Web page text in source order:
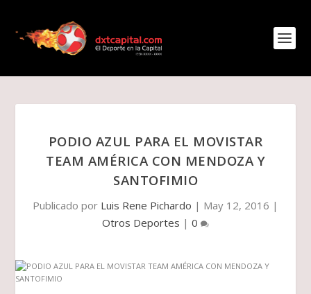
PODIO AZUL PARA EL MOVISTAR
TEAM AMÉRICA CON MENDOZA Y
SANTOFIMIO
Publicado por Luis Rene Pichardo | May 12, 2016 |
Otros Deportes | 0